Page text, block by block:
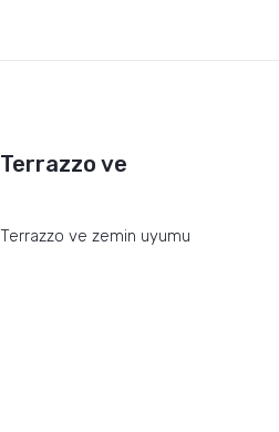
Terrazzo ve
Terrazzo ve zemin uyumu